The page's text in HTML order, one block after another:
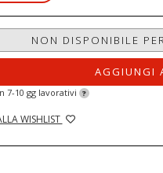
NON DISPONIBILE
AGGIUNGI
7-10 gg lavorativi ?
WISHLIST